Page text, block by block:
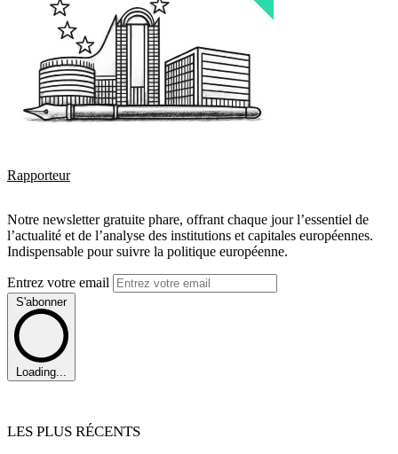
Rapporteur
Notre newsletter gratuite phare, offrant chaque jour l’essentiel de
l’actualité et de l’analyse des institutions et capitales européennes.
Indispensable pour suivre la politique européenne.
Entrez votre email
S'abonner
Loading...
LES PLUS RÉCENTS